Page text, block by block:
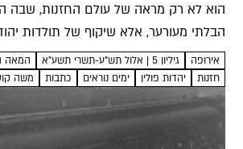
הוא לא רק מראה של עולם החזנות, שבה
הבלתי מעורער, אלא שיקוף של תולדות
במאה העשרים. מסמורגון ועד ניו יורק,...
אירופה גיליון 5 | אלול תש"ע-תשרי תשע"א המאה
חזנות
יהדות פולין ימים נוראים כתבות משה